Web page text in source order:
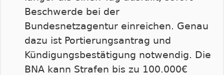
Beschwerde bei der
Bundesnetzagentur einreichen. Genau
dazu ist Portierungsantrag und
Kündigungsbestätigung notwendig. Die
BNA kann Strafen bis zu 100.000€